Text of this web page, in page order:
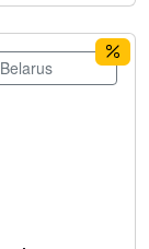
Belarus